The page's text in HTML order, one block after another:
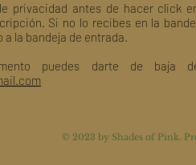
privacidad antes de hacer click
Si no lo recibes en la
a la bandeja de entrada.
puedes darte de baja
© 2023 by Shades of Pink.